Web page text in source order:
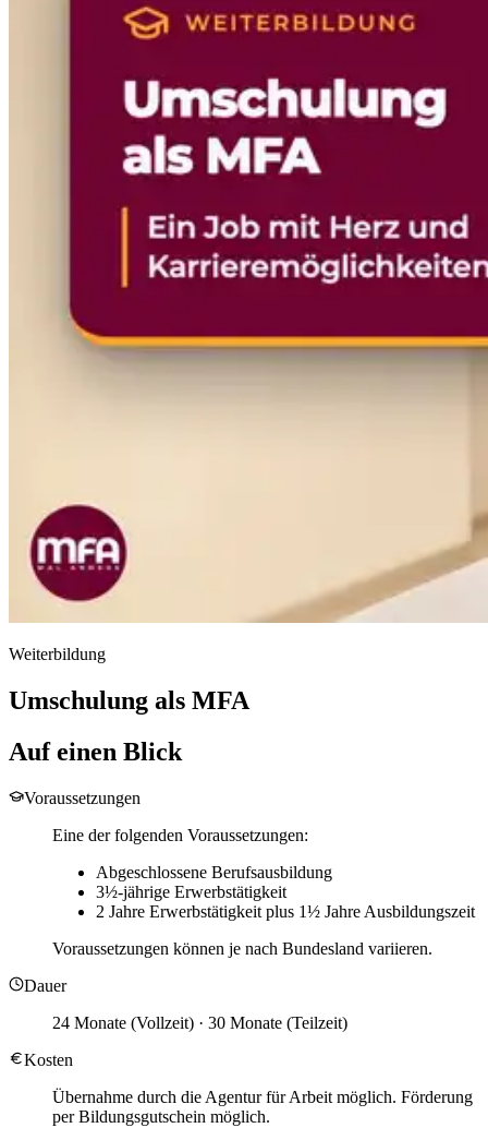
Weiterbildung
Umschulung als MFA
Auf einen Blick
Voraussetzungen
Eine der folgenden Voraussetzungen:
Abgeschlossene Berufsausbildung
3½-jährige Erwerbstätigkeit
2 Jahre Erwerbstätigkeit plus 1½ Jahre Ausbildungszeit
Voraussetzungen können je nach Bundesland variieren.
Dauer
24 Monate (Vollzeit) · 30 Monate (Teilzeit)
Kosten
Übernahme durch die Agentur für Arbeit möglich. Förderung
per Bildungsgutschein möglich.